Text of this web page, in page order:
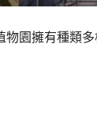
園擁有種類